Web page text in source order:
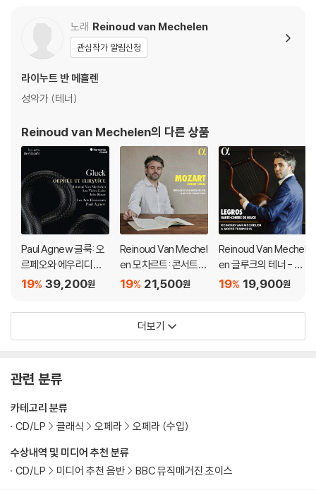
노래 Reinoud van Mechelen
관심작가 알림신청
라이누트 반 메흘렌
성악가 (테너)
Reinoud van Mechelen의 다른 상품
Paul Agnew 글룩: 오
르페오와 에우리디체
(Gluck: Orphee Et E
39,200원
19%
Reinoud Van Mechel
en 모차르트: 콘서트
아리아 (Mozart: Con
21,500원
19%
Reinoud Van Mechel
en 글루크의 테너 - 르
그로스를 위한 아리아
ntre de Gluck)
19,900원
19%
더보기
관련 분류
수상내역 및 미디어 추천 분류
CD/LP
미디어 추천 음반 BBC 뮤직매거진 초이스
카테고리 분류
CD/LP
클래식 오페라 오페라 (수입)